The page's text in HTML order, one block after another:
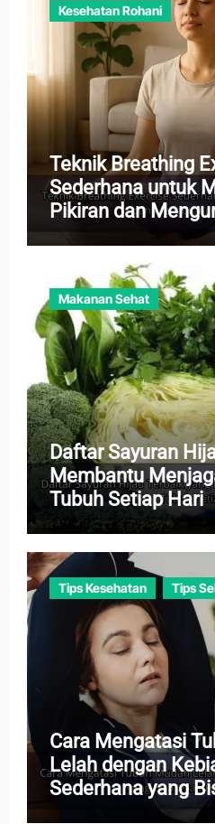
Kesehatan Rohani
Teknik Breathing
Sederhana untuk
Pikiran dan
Harian
Makanan Sehat
Daftar Sayuran
Membantu
Tubuh Setiap Hari
Tips Kesehatan Tips
Cara Mengatasi
Lelah dengan
Sederhana yang